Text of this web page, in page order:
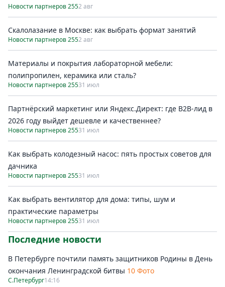
Новости партнеров 2552 авг
Скалолазание в Москве: как выбрать формат занятий
Новости партнеров 2552 авг
Материалы и покрытия лабораторной мебели:
полипропилен, керамика или сталь?
Новости партнеров 25531 июл
Партнёрский маркетинг или Яндекс.Директ: где B2B-лид в
2026 году выйдет дешевле и качественнее?
Новости партнеров 25531 июл
Как выбрать колодезный насос: пять простых советов для
дачника
Новости партнеров 25531 июл
Как выбрать вентилятор для дома: типы, шум и
практические параметры
Новости партнеров 25531 июл
Последние новости
В Петербурге почтили память защитников Родины в День
окончания Ленинградской битвы 10 Фото
С.Петербург14:16